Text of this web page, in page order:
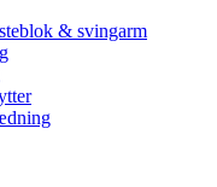
& svingarm